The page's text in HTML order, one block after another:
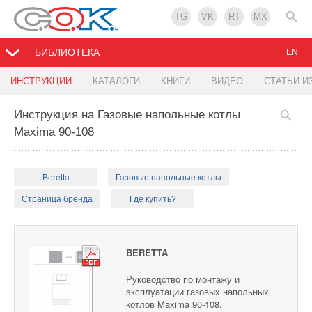
TG VK RT MX
БИБЛИОТЕКА
ИНСТРУКЦИИ КАТАЛОГИ КНИГИ ВИДЕО СТАТЬИ
EN
Инструкция на Газовые напольные котлы
Maxima 90-108
Beretta Газовые напольные котлы
Страница бренда Где купить?
BERETTA
Руководство по монтажу и
эксплуатации газовых напольных
котлов Maxima 90-108.